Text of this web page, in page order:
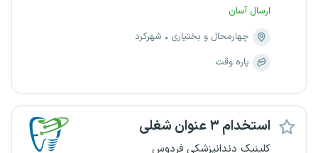
ارسال آسان
چهارمحال و بختیاری
شهرکرد
پاره وقت
استخدام ۳ عنوان شغلی
کلینیک‌ دندانپزشکی فردوس